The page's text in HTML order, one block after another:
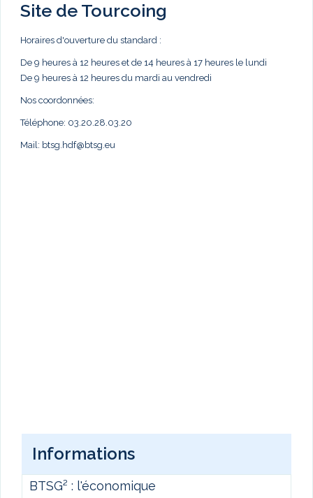
Site de Tourcoing
Horaires d'ouverture du standard :
De 9 heures à 12 heures et de 14 heures à 17 heures le lundi
De 9 heures à 12 heures du mardi au vendredi
Nos coordonnées:
Téléphone: 03.20.28.03.20
Mail: btsg.hdf@btsg.eu
Informations
BTSG² : l'économique